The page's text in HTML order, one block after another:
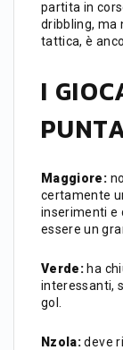
partita in
dribbling, ma
tattica, è
I
Maggiore:
certamente
inserimenti e
essere un
Verde:ha
interessanti,
gol.
Nzola:deve